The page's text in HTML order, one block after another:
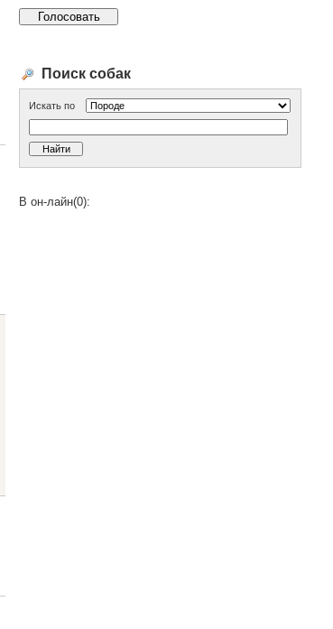
Поиск собак
Искать по
В он-лайн(0):